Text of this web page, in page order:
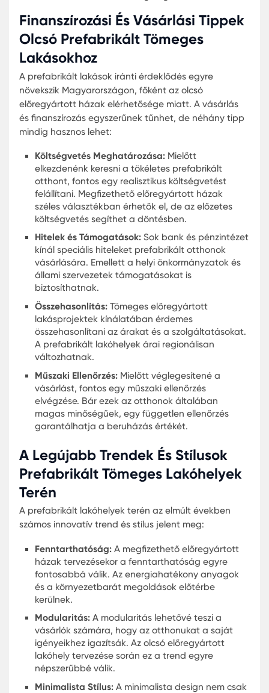
Költséghatékonyság:A tömeges
lakásprojektek általában kedvezőbb áron
készülnek, mint a hagyományos módon
házak.
Fenntarthatóság:Sok prefabrikált épület
energiahatékonyabb és környezetbarát
anyagokból készül.
Az olcsó prefabrikált ház vásárlása esetén
fontos, hogy alaposan tájékozódjunk. A
lakóhelyek árai változatosak lehetnek, és az
előregyártott lakóhely tervezése során is
kell venni a hosszú távú költségeket és az
életminőséget.
A Legjobb Kedvező Árú
Prefabrikált Tömeges
Lakóterületek
A megfizethető prefabrikált lakóterületek egyre
népszerűbbek a magyar vásárlók körében.
nem csak az előregyártott házak kedvező ára,
hanem az a tény is, hogy ezek az otthonok
jobb minőségű anyagokból készülnek és modern
tervezési megoldásokat alkalmaznak. A tömeges
előregyártott lakásprojektek különösen azok
környezetben, de mégis saját otthonukban
szeretnének élni.
A legtöbb vásárló azért dönt a prefabrikált
mellett, mert ezek gyors és költséghatékony
megoldást kínálnak. Megfizethető áron, mégis
magas minőségben kínálják a modern otthonok
minden kényelmét. Azoknak, akik fontolgatják az
olcsó előregyártott ház vásárlását, érdemes
alaposan utána járni a különböző
Finanszírozási És Vásárlási
Olcsó Prefabrikált Tömeges
Lakásokhoz